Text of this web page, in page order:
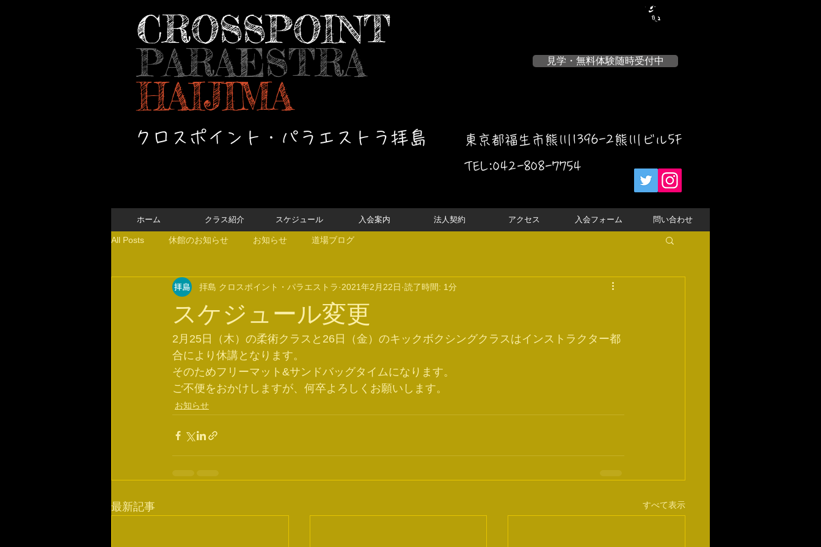
CROSSPOINT
PARAESTRA
HAIJIMA
見学・無料体験随時受付中
クロスポイント・パラエストラ拝島
東京都福生市熊川1396-2熊川ビル5F
TEL:042-808-7754
ホーム クラス紹介 スケジュール 入会案内 法人契約 アクセス 入会フォーム 問い合わせ
All Posts 休館のお知らせ お知らせ 道場ブログ
スケジュール変更
拝島 クロスポイント・パラエストラ 2021年2月22日 読了時間: 1分
2月25日（木）の柔術クラスと26日（金）のキックボクシングクラスはインストラクター都
合により休講となります。
そのためフリーマット&サンドバッグタイムになります。
ご不便をおかけしますが、何卒よろしくお願いします。
お知らせ
最新記事 すべて表示